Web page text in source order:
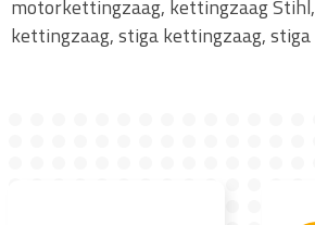
motorkettingzaag, kettingzaag
kettingzaag, stiga kettingzaag,